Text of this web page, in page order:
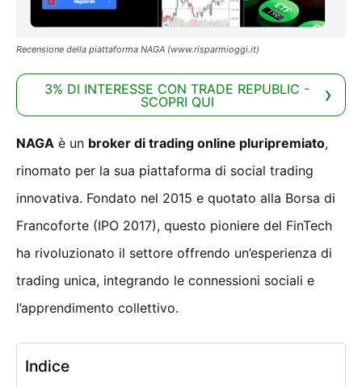
Recensione della piattaforma NAGA (www.risparmioggi.it)
3% DI INTERESSE CON TRADE REPUBLIC -
SCOPRI QUI
NAGA è un broker di trading online pluripremiato,
rinomato per la sua piattaforma di social trading
innovativa. Fondato nel 2015 e quotato alla Borsa di
Francoforte (IPO 2017), questo pioniere del FinTech
ha rivoluzionato il settore offrendo un’esperienza di
trading unica, integrando le connessioni sociali e
l’apprendimento collettivo.
Indice